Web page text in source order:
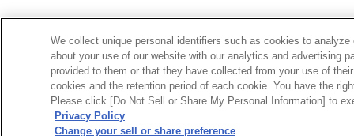
We collect unique personal identifiers such as cookies to
about your use of our website with our analytics and advertising
provided to them or that they have collected from your use of
cookies and the retention period of each cookie. You have the
Please click [Do Not Sell or Share My Personal Information] to
Privacy Policy
Change your sell or share preference